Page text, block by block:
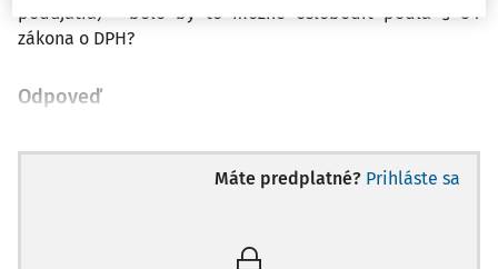
podujatia) - bolo by to možné oslobodiť podľa § 34
zákona o DPH?
Odpoveď
Máte predplatné? Prihláste sa